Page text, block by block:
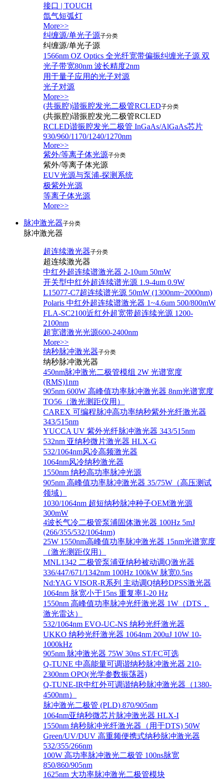
接口 | TOUCH
氙气短弧灯
More>>
纠缠源/单光子源子分类
纠缠源/单光子源
1566nm OZ Optics 全光纤宽带偏振纠缠光子源 双
光子带宽80nm 波长精度2nm
用于量子应用的光子对源
光子对源
More>>
(共振腔)谐振腔发光二极管RCLED子分类
(共振腔)谐振腔发光二极管RCLED
RCLED谐振腔发光二极管 InGaAs/AlGaAs芯片
930/960/1170/1240/1270nm
More>>
紫外/等离子体光源子分类
紫外/等离子体光源
EUV光源与泵浦-探测系统
极紫外光源
等离子体光源
More>>
脉冲激光器子分类
脉冲激光器
超连续激光器子分类
超连续激光器
中红外超连续谱激光器 2-10um 50mW
开关型中红外超连续谱光源 1.9-4um 0.9W
L15077-C7超连续谱光源 50mW (1300nm~2000nm)
Polaris 中红外超连续谱激光器 1~4.6um 500/800mW
FLA-SC2100近红外超宽带超连续光源 1200-
2100nm
超宽谱激光光源600-2400nm
More>>
纳秒脉冲激光器子分类
纳秒脉冲激光器
450nm脉冲激光二极管模组 2W 光谱宽度
(RMS)1nm
905nm 600W 高峰值功率脉冲激光器 8nm光谱宽度
TO56（激光测距仪用）
CAREX 可编程脉冲高功率纳秒紫外光纤激光器
343/515nm
YUCCA UV 紫外光纤脉冲激光器 343/515nm
532nm 亚纳秒微片激光器 HLX-G
532/1064nm风冷高频激光器
1064nm风冷纳秒激光器
1550nm 纳秒高功率脉冲光源
905nm 高峰值功率脉冲激光器 35/75W（高压测试
领域）
1030/1064nm 超短纳秒脉冲种子OEM激光源
300mW
4波长气冷二极管泵浦固体激光器 100Hz 5mJ
(266/355/532/1064nm)
25W 1550nm高峰值功率脉冲激光器 15nm光谱宽度
（激光测距仪用）
MNL1342 二极管泵浦亚纳秒被动调Q激光器
336/447/671/1342nm 100Hz 100kW 脉宽0.5ns
Nd:YAG VISOR-R系列 主动调Q纳秒DPSS激光器
1064nm 脉宽小于15ns 重复率1-20 Hz
1550nm 高峰值功率脉冲光纤激光器 1W（DTS，
激光雷达）
532/1064nm EVO-UC-NS 纳秒光纤激光器
UKKO 纳秒光纤激光器 1064nm 200uJ 10W 10-
1000kHz
905nm 脉冲激光器 75W 30ns ST/FC可选
Q-TUNE 中高能量可调谐纳秒脉冲激光器 210-
2300nm OPO(光学参数振荡器)
Q-TUNE-IR中红外可调谐纳秒脉冲激光器（1380-
4500nm）
脉冲激光二极管 (PLD) 870/905nm
1064nm亚纳秒微芯片脉冲激光器 HLX-I
1550nm 纳秒脉冲光纤激光器（用于DTS) 50W
Green/UV/DUV 高重频便携式纳秒脉冲激光器
532/355/266nm
100W 高功率脉冲激光二极管 100ns脉宽
850/860/905nm
1625nm 大功率脉冲激光二极管模块